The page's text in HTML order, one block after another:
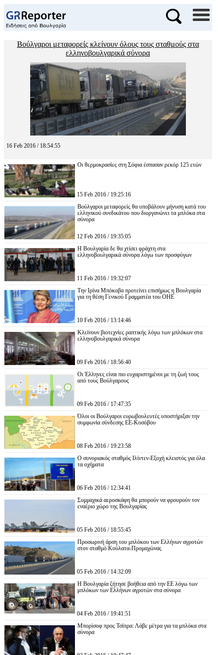
Βούλγαροι μεταφορείς κλείνουν όλους τους σταθμούς στα
ελληνοβουλγαρικά σύνορα
16 Feb 2016 / 18:54:55
Οι θερμοκρασίες στη Σόφια έσπασαν ρεκόρ 125 ετών
15 Feb 2016 / 19:25:16
Βούλγαροι μεταφορείς θα υποβάλουν μήνυση κατά του
ελληνικού συνδικάτου που διοργανώνει τα μπλόκα στα
σύνορα
12 Feb 2016 / 19:35:05
Η Βουλγαρία δε θα χτίσει φράχτη στα
ελληνοβουλγαρικά σύνορα λόγω των προσφύγων
11 Feb 2016 / 19:32:07
Την Ιρίνα Μπόκοβα προτείνει επισήμως η Βουλγαρία
για τη θέση Γενικού Γραμματέα του ΟΗΕ
10 Feb 2016 / 13:14:46
Κλείνουν βιοτεχνίες ραπτικής λόγω των μπλόκων στα
ελληνοβουλγαρικά σύνορα
09 Feb 2016 / 18:56:40
Οι Έλληνες είναι πιο ευχαριστημένοι με τη ζωή τους
από τους Βούλγαρους
09 Feb 2016 / 17:47:35
Όλοι οι Βούλγαροι ευρωβουλευτές υποστήριξαν την
συμφωνία σύνδεσης ΕΕ-Κοσόβου
08 Feb 2016 / 19:23:58
Ο συνοριακός σταθμός Ιλίντεν-Εξοχή κλειστός για όλα
τα οχήματα
06 Feb 2016 / 12:34:41
Συμμαχικά αεροσκάφη θα μπορούν να φρουρούν τον
εναέριο χώρο της Βουλγαρίας
05 Feb 2016 / 18:55:45
Προσωρινή άρση του μπλόκου των Ελλήνων αγροτών
στον σταθμό Κούλατα-Προμαχώνας
05 Feb 2016 / 14:32:09
Η Βουλγαρία ζήτησε βοήθεια από την ΕΕ λόγω των
μπλόκων των Ελλήνων αγροτών στα σύνορα
04 Feb 2016 / 19:41:51
Μπορίσοφ προς Τσίπρα: Λάβε μέτρα για τα μπλόκα στα
σύνορα